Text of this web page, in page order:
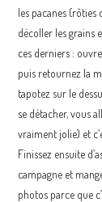
les pacanes
décoller les grains
ces derniers :
puis retournez la
tapotez sur le
se détacher, vous
vraiment jolie) et
Finissez ensuite
campagne et
photos parce que